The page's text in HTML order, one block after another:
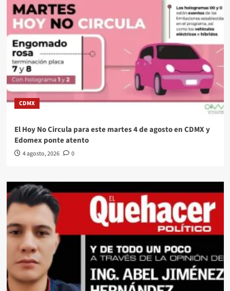
CDMX
El Hoy No Circula para este martes 4 de agosto en CDMX y
Edomex ponte atento
4 agosto, 2026 0